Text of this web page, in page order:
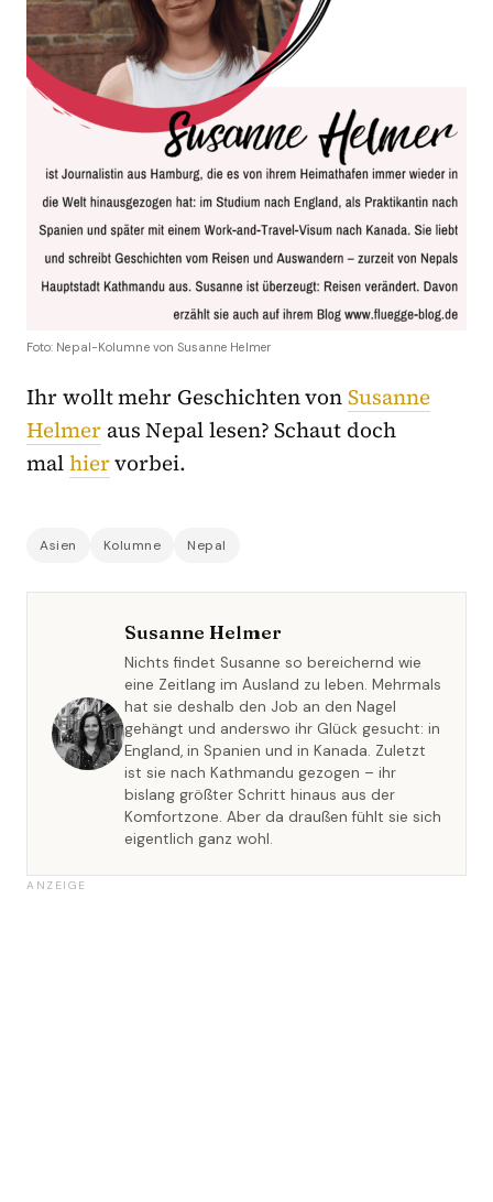
Foto: Nepal-Kolumne von Susanne Helmer
Ihr wollt mehr Geschichten vonSusanne
Helmer aus Nepal lesen? Schaut doch
malhiervorbei.
Asien Kolumne Nepal
Susanne Helmer
Nichts findet Susanne so bereichernd wie
eine Zeitlang im Ausland zu leben. Mehrmals
hat sie deshalb den Job an den Nagel
gehängt und anderswo ihr Glück gesucht: in
England, in Spanien und in Kanada. Zuletzt
ist sie nach Kathmandu gezogen – ihr
bislang größter Schritt hinaus aus der
Komfortzone. Aber da draußen fühlt sie sich
eigentlich ganz wohl.
ANZEIGE